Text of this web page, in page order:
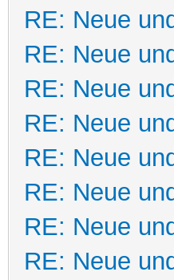
RE: Neue
RE: Neue
RE: Neue
RE: Neue
RE: Neue
RE: Neue
RE: Neue
RE: Neue